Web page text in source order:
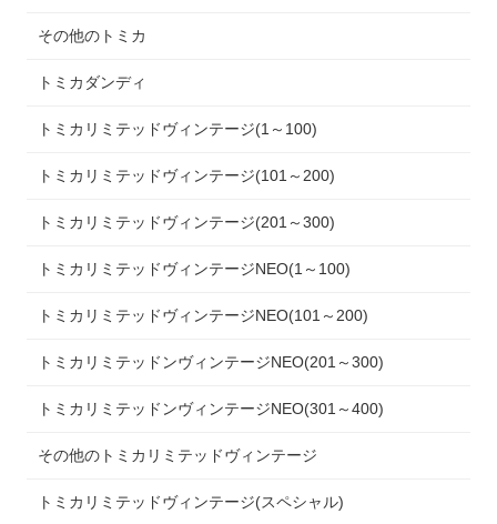
その他のトミカ
トミカダンディ
トミカリミテッドヴィンテージ(1～100)
トミカリミテッドヴィンテージ(101～200)
トミカリミテッドヴィンテージ(201～300)
トミカリミテッドヴィンテージNEO(1～100)
トミカリミテッドヴィンテージNEO(101～200)
トミカリミテッドンヴィンテージNEO(201～300)
トミカリミテッドンヴィンテージNEO(301～400)
その他のトミカリミテッドヴィンテージ
トミカリミテッドヴィンテージ(スペシャル)